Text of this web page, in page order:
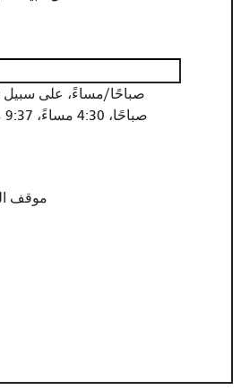
صباحًا، 4:30 مساءً، 9:37 مساءً، أو 12:15 صباحًا
موقف